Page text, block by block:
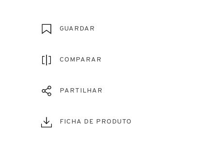
GUARDAR
COMPARAR
PARTILHAR
FICHA DE PRODUTO